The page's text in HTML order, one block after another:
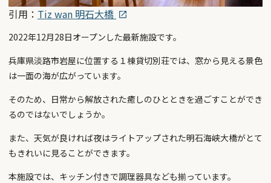
引用： Tiz wan 明石大橋
2022年12月28日オープンした最新施設です。
兵庫県淡路市岩屋に位置する１棟貸切別荘では、窓から見える景色
は一面の海が広がっています。
そのため、日常から解放された癒しのひとときを過ごすことができ
るのではないでしょうか。
また、天気が良ければ夜はライトアップされた明石海峡大橋がとて
もきれいに見ることができます。
本施設では、キッチン付きで調理器具なども揃っています。